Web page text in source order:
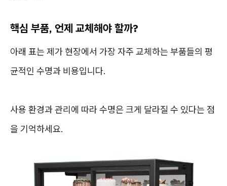
핵심 부품, 언제 교체해야 할까?
아래 표는 제가 현장에서 가장 자주 교체하는 부품들의 평
균적인 수명과 비용입니다.
사용 환경과 관리에 따라 수명은 크게 달라질 수 있다는 점
을 기억하세요.